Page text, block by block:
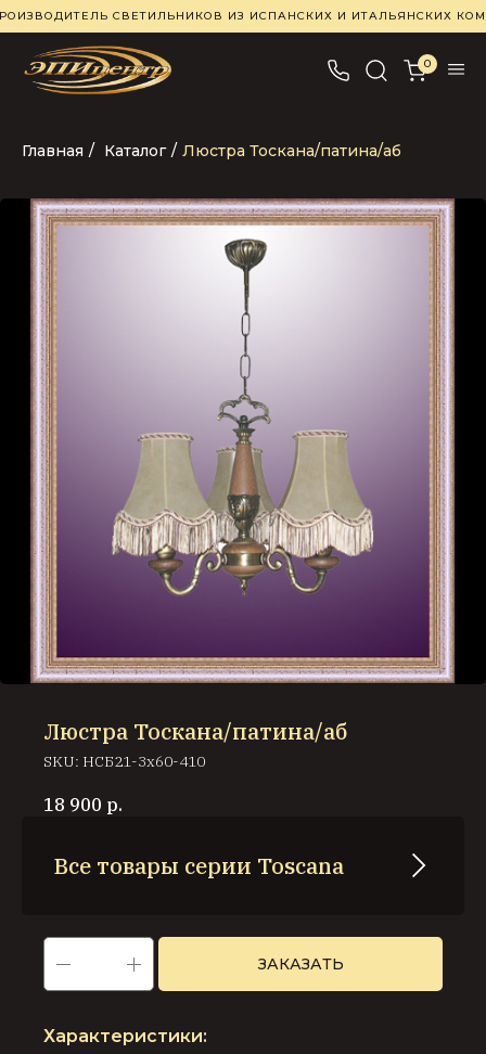
СВЕТИЛЬНИКОВ ИЗ ИСПАНСКИХ И ИТАЛЬЯНСКИХ
0
Главная / Каталог / Люстра Тоскана/патина/аб
Люстра Тоскана/патина/аб
SKU: НСБ21-3х60-410
18 900 р.
Все товары серии Toscana
ЗАКАЗАТЬ